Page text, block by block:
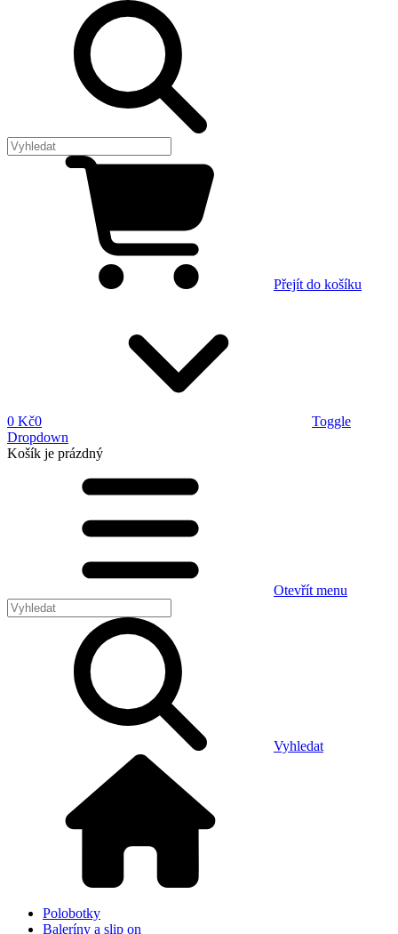
Přejít do košíku
0 Kč0
Toggle
Dropdown
Košík je prázdný
Otevřít menu
Vyhledat
Polobotky
Baleríny a slip on